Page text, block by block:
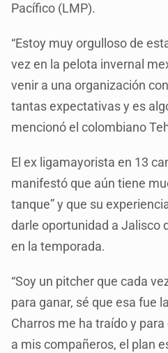
Pacífico (LMP).
“Estoy muy orgulloso de
vez en la pelota invernal
venir a una organización
tantas expectativas y es
mencionó el colombiano
El ex ligamayorista en 13
manifestó que aún tiene
tanque” y que su
darle oportunidad a Jalisco
en la temporada.
“Soy un pitcher que cada
para ganar, sé que esa fue
Charros me ha traído y
a mis compañeros, el plan